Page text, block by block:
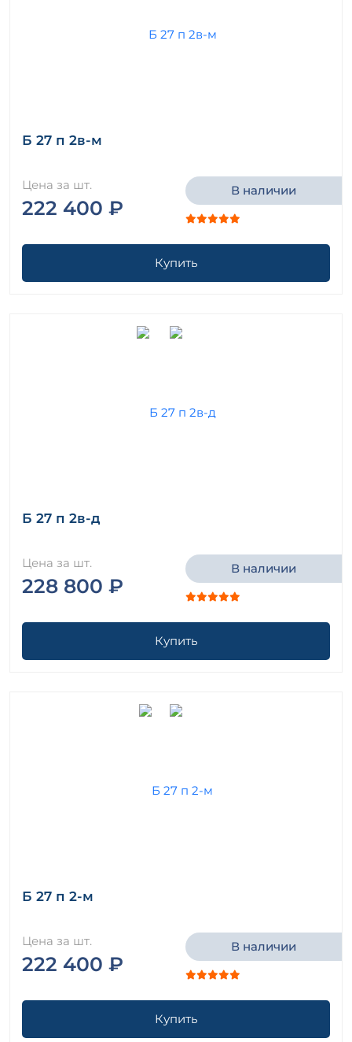
Б 27 п 2в-м
Цена за шт.
222 400 ₽
В наличии
Купить
Б 27 п 2в-д
Цена за шт.
228 800 ₽
В наличии
Купить
Б 27 п 2-м
Цена за шт.
222 400 ₽
В наличии
Купить